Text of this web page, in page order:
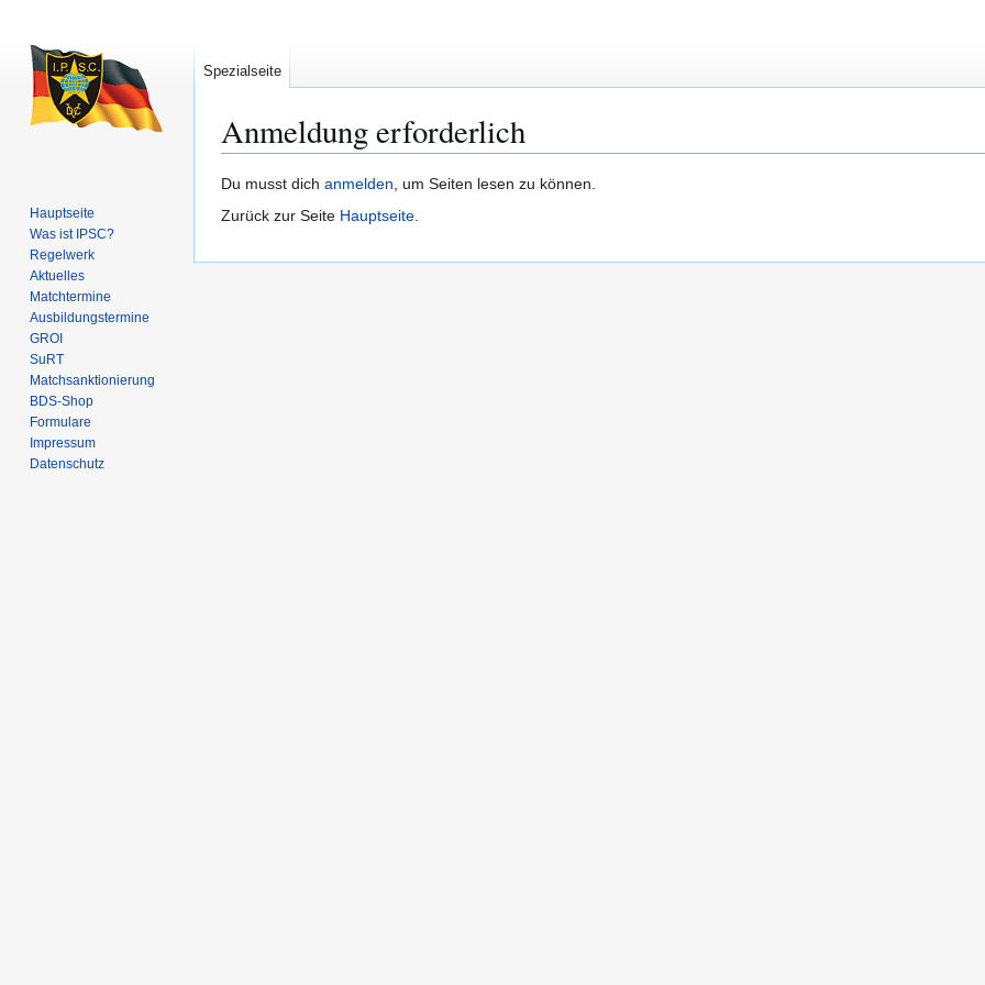
Anmeldung erforderlich
Zur
Navigation
Zur
Suche
Du musst dich anmelden, um Seiten lesen zu können.
Zurück zur Seite Hauptseite.
Spezialseite
Hauptseite
Was ist IPSC?
Regelwerk
Aktuelles
Matchtermine
Ausbildungs­termine
GROI
SuRT
Match­sanktionierung
BDS-Shop
Formulare
Impressum
Datenschutz